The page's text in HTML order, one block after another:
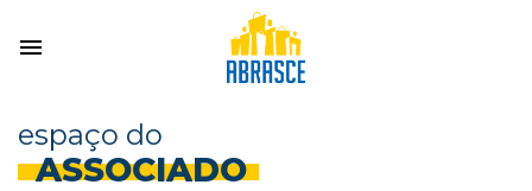
espaço do
ASSOCIADO